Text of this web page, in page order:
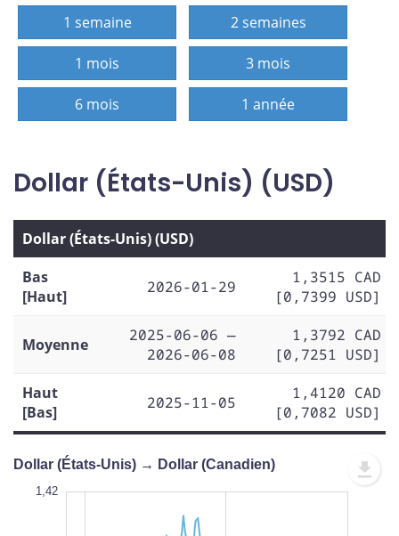
1 semaine 2 semaines
1 mois 3 mois
6 mois 1 année
Dollar (États-Unis) (USD)
Dollar (États-Unis) (USD)
Bas
[Haut]
2026-01-29
1,3515 CAD
[0,7399 USD]
Moyenne
2025-06-06 —
2026-06-08
1,3792 CAD
[0,7251 USD]
Haut
[Bas]
2025-11-05
1,4120 CAD
[0,7082 USD]
Dollar (États-Unis) → Dollar (Canadien)
1,42